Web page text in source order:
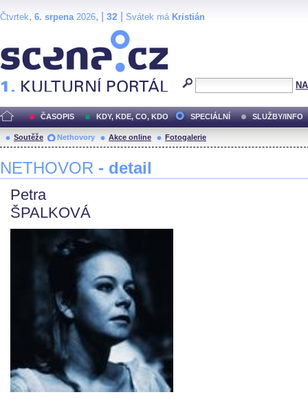
Čtvrtek, 6. srpena2026, | 32 Svátek má Kristián
ČASOPIS KDY, KDE, CO, KDO SPECIÁLNÍ SLUŽBY/INFO
Soutěže Nethovory Akce online Fotogalerie
NETHOVOR - detail
Petra
ŠPALKOVÁ